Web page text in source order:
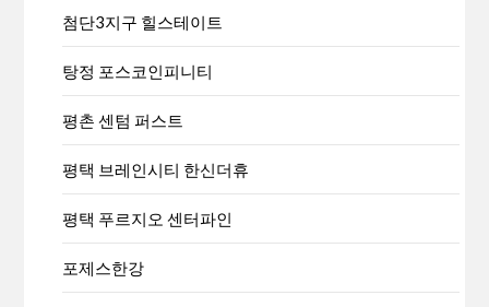
첨단3지구 힐스테이트
탕정 포스코인피니티
평촌 센텀 퍼스트
평택 브레인시티 한신더휴
평택 푸르지오 센터파인
포제스한강